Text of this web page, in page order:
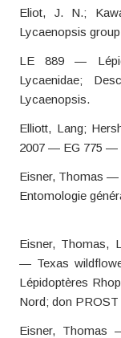
Eliot, J. N.;
Lycaenopsis
LE 889 —
Lycaenidae;
Lycaenopsis.
Elliott, Lang;
2007 — EG 775 —
Eisner, Thomas
Entomologie
Eisner, Thomas,
— Texas
Lépidoptères
Nord; don PROST
Eisner,